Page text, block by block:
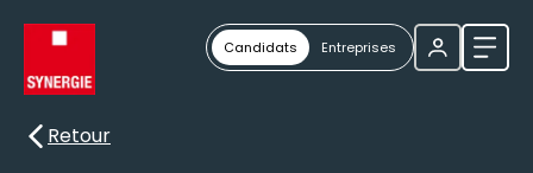
Candidats Entreprises
Retour
Retour